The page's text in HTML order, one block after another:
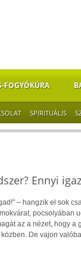
FOGYÓKÚRA
SPIRITUÁLIS
Ennyi
– hangzik el sok
pocsolyában
az a nézet, hogy
De vajon